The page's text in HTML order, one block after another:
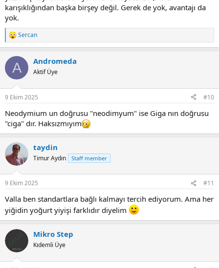
karışıklığından başka birşey değil. Gerek de yok, avantajı da
yok.
R
e
c
i
s
Sercan
A Andromeda
Aktif Üye
9 Ekim 2025 #10
Neodymium un doğrusu "neodimyum" ise Giga nın doğrusu
"ciga" dır. Haksızmıyım
taydin
Timur Aydın Staff member
9 Ekim 2025 #11
Valla ben standartlara bağlı kalmayı tercih ediyorum. Ama her
yiğidin yoğurt yiyişi farklıdır diyelim
Mikro Step
Kıdemli Üye